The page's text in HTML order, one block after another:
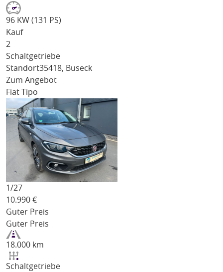
96 KW (131 PS)
Kauf
2
Schaltgetriebe
Standort35418, Buseck
Zum Angebot
Fiat Tipo
1/27
10.990 €
Guter Preis
Guter Preis
18.000 km
Schaltgetriebe